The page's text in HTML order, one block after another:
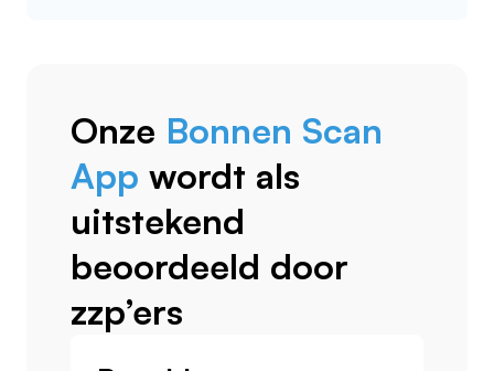
Onze Bonnen Scan
App wordt als
uitstekend
beoordeeld door
zzp’ers